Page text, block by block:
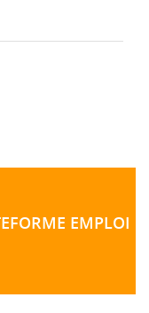
EMPLOI